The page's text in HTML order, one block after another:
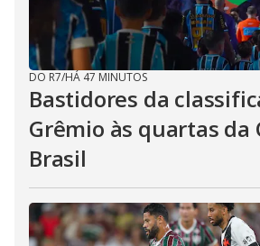
DO R7/HÁ 47 MINUTOS
Bastidores da
Grêmio às quartas da
Brasil